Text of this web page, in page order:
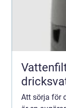
Att sörja för